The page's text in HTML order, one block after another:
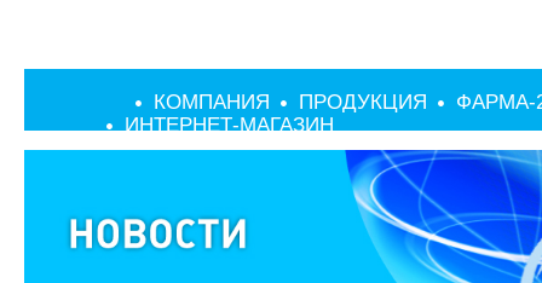
КОМПАНИЯ ПРОДУКЦИЯ
ФАРМА-
ИНТЕРНЕТ-МАГАЗИН